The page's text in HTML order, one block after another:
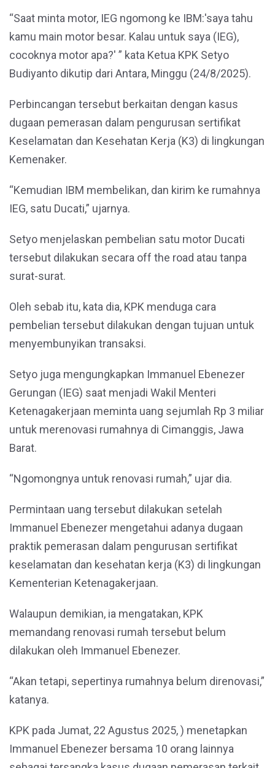
“Saat minta motor, IEG ngomong ke IBM:'saya tahu
kamu main motor besar. Kalau untuk saya (IEG),
cocoknya motor apa?' ” kata Ketua KPK Setyo
Budiyanto dikutip dari Antara, Minggu (24/8/2025).
Perbincangan tersebut berkaitan dengan kasus
dugaan pemerasan dalam pengurusan sertifikat
Keselamatan dan Kesehatan Kerja (K3) di lingkungan
Kemenaker.
“Kemudian IBM membelikan, dan kirim ke rumahnya
IEG, satu Ducati,” ujarnya.
Setyo menjelaskan pembelian satu motor Ducati
tersebut dilakukan secara off the road atau tanpa
surat-surat.
Oleh sebab itu, kata dia, KPK menduga cara
pembelian tersebut dilakukan dengan tujuan untuk
menyembunyikan transaksi.
Setyo juga mengungkapkan Immanuel Ebenezer
Gerungan (IEG) saat menjadi Wakil Menteri
Ketenagakerjaan meminta uang sejumlah Rp 3 miliar
untuk merenovasi rumahnya di Cimanggis, Jawa
Barat.
“Ngomongnya untuk renovasi rumah,” ujar dia.
Permintaan uang tersebut dilakukan setelah
Immanuel Ebenezer mengetahui adanya dugaan
praktik pemerasan dalam pengurusan sertifikat
keselamatan dan kesehatan kerja (K3) di lingkungan
Kementerian Ketenagakerjaan.
Walaupun demikian, ia mengatakan, KPK
memandang renovasi rumah tersebut belum
dilakukan oleh Immanuel Ebenezer.
“Akan tetapi, sepertinya rumahnya belum direnovasi,”
katanya.
KPK pada Jumat, 22 Agustus 2025, ) menetapkan
Immanuel Ebenezer bersama 10 orang lainnya